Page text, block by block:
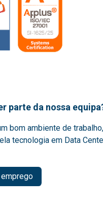
parte da nossa
bom ambiente de
tecnologia em Data